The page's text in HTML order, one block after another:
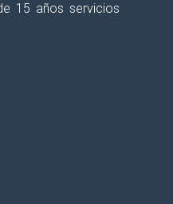
15 años servicios